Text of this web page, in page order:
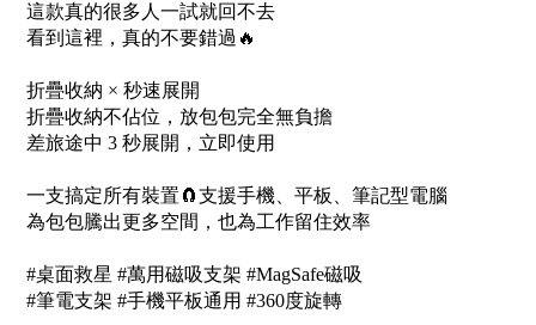
這款真的很多人一試就回不去
看到這裡，真的不要錯過🔥
折疊收納 × 秒速展開
折疊收納不佔位，放包包完全無負擔
差旅途中 3 秒展開，立即使用
一支搞定所有裝置🧲支援手機、平板、筆記型電腦
為包包騰出更多空間，也為工作留住效率
#桌面救星 #萬用磁吸支架 #MagSafe磁吸
#筆電支架 #手機平板通用 #360度旋轉